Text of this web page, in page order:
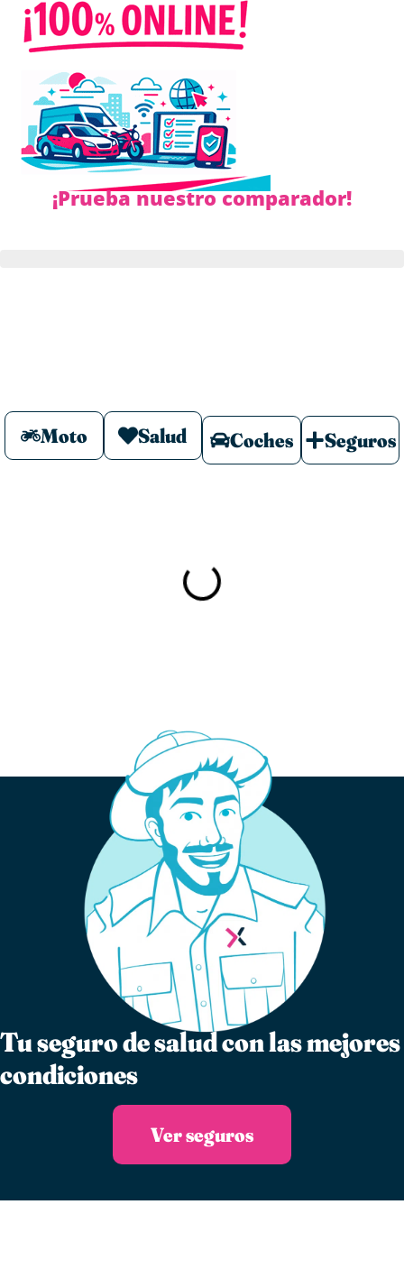
¡Prueba nuestro comparador!
Moto Salud Coches Seguros
Tu seguro de salud con las mejores
condiciones
Ver seguros